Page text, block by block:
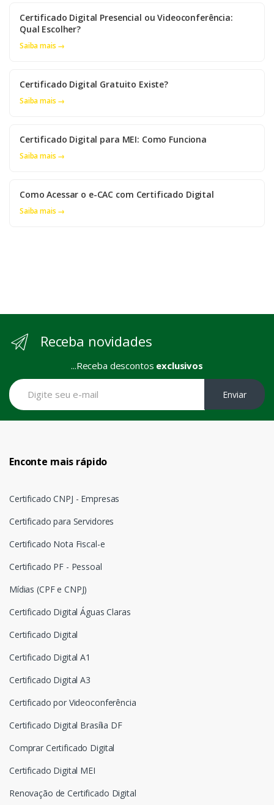
Certificado Digital Presencial ou Videoconferência:
Qual Escolher?
Saiba mais →
Certificado Digital Gratuito Existe?
Saiba mais →
Certificado Digital para MEI: Como Funciona
Saiba mais →
Como Acessar o e-CAC com Certificado Digital
Saiba mais →
Receba novidades
...Receba descontos exclusivos
Enviar
Enconte mais rápido
Certificado CNPJ - Empresas
Certificado para Servidores
Certificado Nota Fiscal-e
Certificado PF - Pessoal
Mídias (CPF e CNPJ)
Certificado Digital Águas Claras
Certificado Digital
Certificado Digital A1
Certificado Digital A3
Certificado por Videoconferência
Certificado Digital Brasília DF
Comprar Certificado Digital
Certificado Digital MEI
Renovação de Certificado Digital